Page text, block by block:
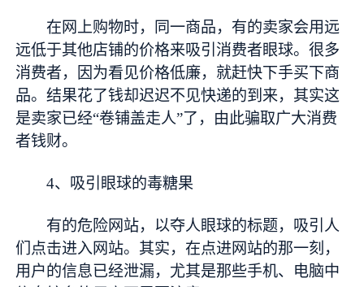
在网上购物时，同一商品，有的卖家会用远
远低于其他店铺的价格来吸引消费者眼球。很多
消费者，因为看见价格低廉，就赶快下手买下商
品。结果花了钱却迟迟不见快递的到来，其实这
是卖家已经“卷铺盖走人”了，由此骗取广大消费
者钱财。
4、吸引眼球的毒糖果
有的危险网站，以夺人眼球的标题，吸引人
们点击进入网站。其实，在点进网站的那一刻，
用户的信息已经泄漏，尤其是那些手机、电脑中